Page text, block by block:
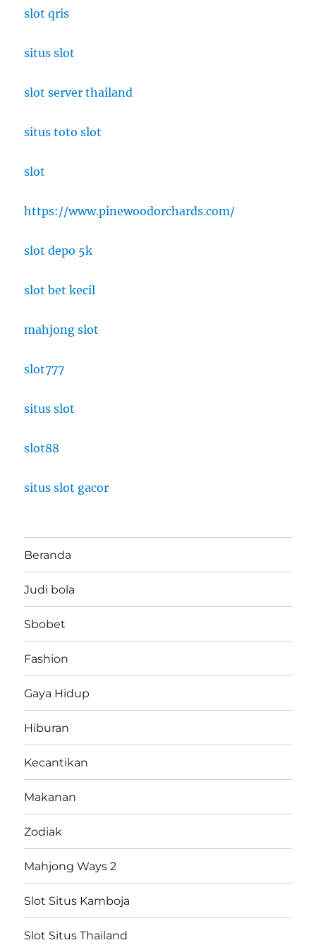
slot qris
situs slot
slot server thailand
situs toto slot
slot
https://www.pinewoodorchards.com/
slot depo 5k
slot bet kecil
mahjong slot
slot777
situs slot
slot88
situs slot gacor
Beranda
Judi bola
Sbobet
Fashion
Gaya Hidup
Hiburan
Kecantikan
Makanan
Zodiak
Mahjong Ways 2
Slot Situs Kamboja
Slot Situs Thailand